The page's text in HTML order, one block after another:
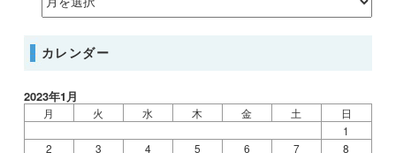
カレンダー
2023年1月
月 火 水 木 金 土
日
1
2
3 4 5 6 7
8